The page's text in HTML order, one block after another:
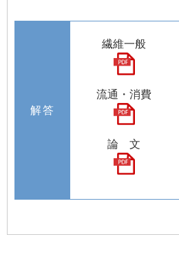
解答
繊維一般
流通・消費
論 文